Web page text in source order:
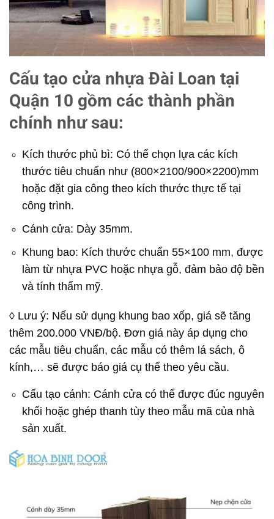
Cấu tạo cửa nhựa Đài Loan tại
Quận 10 gồm các thành phần
chính như sau:
Kích thước phủ bì: Có thể chọn lựa các kích
thước tiêu chuẩn như (800×2100/900×2200)mm
hoặc đặt gia công theo kích thước thực tế tại
công trình.
Cánh cửa: Dày 35mm.
Khung bao: Kích thước chuẩn 55×100 mm, được
làm từ nhựa PVC hoặc nhựa gỗ, đảm bảo độ bền
và tính thẩm mỹ.
◊ Lưu ý: Nếu sử dụng khung bao xốp, giá sẽ tăng
thêm 200.000 VNĐ/bộ. Đơn giá này áp dụng cho
các mẫu tiêu chuẩn, các mẫu có thêm lá sách, ô
kính,… sẽ được báo giá cụ thể theo yêu cầu.
Cấu tạo cánh: Cánh cửa có thể được đúc nguyên
khối hoặc ghép thanh tùy theo mẫu mã của nhà
sản xuất.